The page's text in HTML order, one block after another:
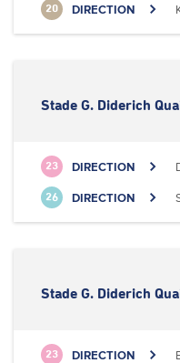
20 DIRECTION
Stade G. Diderich
23 DIRECTION
26 DIRECTION
Stade G. Diderich
23 DIRECTION